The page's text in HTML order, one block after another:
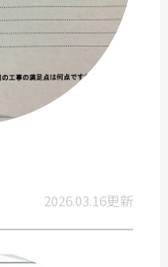
2026.03.16更新